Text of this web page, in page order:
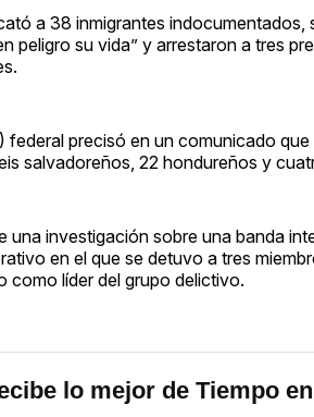
a 38 inmigrantes
peligro su vida” y arrestaron a tres
precisó en un comunicado
salvadoreños, 22 hondureños y
una investigación sobre una banda
en el que se detuvo a tres
como líder del grupo delictivo.
lo mejor de Tiempo